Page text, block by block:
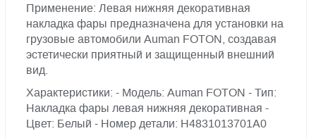
Применение: Левая нижняя декоративная
накладка фары предназначена для установки на
грузовые автомобили Auman FOTON, создавая
эстетически приятный и защищенный внешний
вид.
Характеристики: - Модель: Auman FOTON - Тип:
Накладка фары левая нижняя декоративная -
Цвет: Белый - Номер детали: H4831013701A0